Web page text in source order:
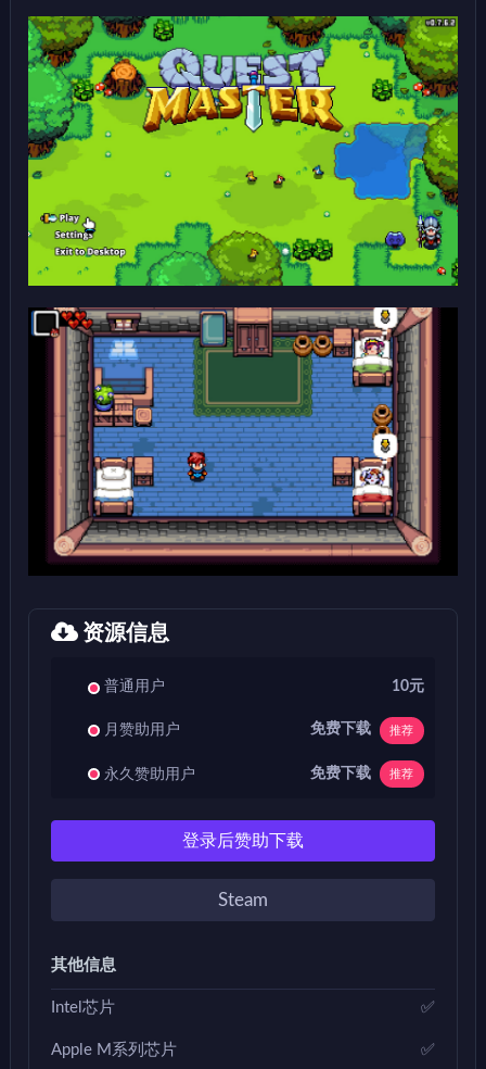
资源信息
普通用户 10元
月赞助用户 免费下载 推荐
永久赞助用户 免费下载 推荐
登录后赞助下载
Steam
其他信息
Intel芯片 ✅
Apple M系列芯片 ✅